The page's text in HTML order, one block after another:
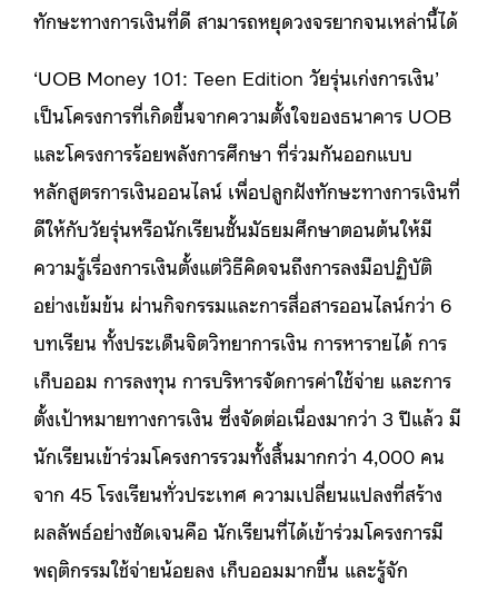
ทักษะทางการเงินที่ดี สามารถหยุดวงจรยากจนเหล่านี้ได้
‘UOB Money 101: Teen Edition วัยรุ่นเก่งการเงิน’
เป็นโครงการที่เกิดขึ้นจากความตั้งใจของธนาคาร UOB
และโครงการร้อยพลังการศึกษา ที่ร่วมกันออกแบบ
หลักสูตรการเงินออนไลน์ เพื่อปลูกฝังทักษะทางการเงินที่
ดีให้กับวัยรุ่นหรือนักเรียนชั้นมัธยมศึกษาตอนต้นให้มี
ความรู้เรื่องการเงินตั้งแต่วิธีคิดจนถึงการลงมือปฏิบัติ
อย่างเข้มข้น ผ่านกิจกรรมและการสื่อสารออนไลน์กว่า 6
บทเรียน ทั้งประเด็นจิตวิทยาการเงิน การหารายได้ การ
เก็บออม การลงทุน การบริหารจัดการค่าใช้จ่าย และการ
ตั้งเป้าหมายทางการเงิน ซึ่งจัดต่อเนื่องมากว่า 3 ปีแล้ว มี
นักเรียนเข้าร่วมโครงการรวมทั้งสิ้นมากกว่า 4,000 คน
จาก 45 โรงเรียนทั่วประเทศ ความเปลี่ยนแปลงที่สร้าง
ผลลัพธ์อย่างชัดเจนคือ นักเรียนที่ได้เข้าร่วมโครงการมี
พฤติกรรมใช้จ่ายน้อยลง เก็บออมมากขึ้น และรู้จัก